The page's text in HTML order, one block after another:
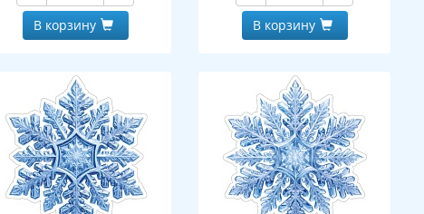
В корзину
В корзину